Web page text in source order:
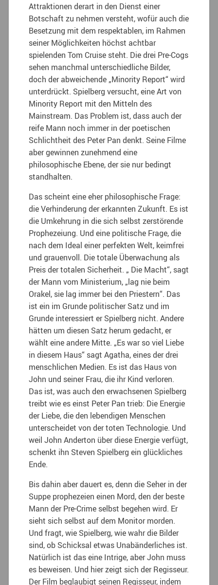
Attraktionen derart in den Dienst einer
Botschaft zu nehmen versteht, wofür auch die
Besetzung mit dem respektablen, im Rahmen
seiner Möglichkeiten höchst achtbar
spielenden Tom Cruise steht. Die drei Pre-Cogs
sehen manchmal unterschiedliche Bilder,
doch der abweichende „Minority Report“ wird
unterdrückt. Spielberg versucht, eine Art von
Minority Report mit den Mitteln des
Mainstream. Das Problem ist, dass auch der
reife Mann noch immer in der poetischen
Schlichtheit des Peter Pan denkt. Seine Filme
aber gewinnen zunehmend eine
philosophische Ebene, der sie nur bedingt
standhalten.
Das scheint eine eher philosophische Frage:
die Verhinderung der erkannten Zukunft. Es ist
die Umkehrung in die sich selbst zerstörende
Prophezeiung. Und eine politische Frage, die
nach dem Ideal einer perfekten Welt, keimfrei
und grauenvoll. Die totale Überwachung als
Preis der totalen Sicherheit. „ Die Macht“, sagt
der Mann vom Ministerium, „lag nie beim
Orakel, sie lag immer bei den Priestern“. Das
ist ein im Grunde politischer Satz und im
Grunde interessiert er Spielberg nicht. Andere
hätten um diesen Satz herum gedacht, er
wählt eine andere Mitte. „Es war so viel Liebe
in diesem Haus“ sagt Agatha, eines der drei
menschlichen Medien. Es ist das Haus von
John und seiner Frau, die ihr Kind verloren.
Das ist, was auch den erwachsenen Spielberg
treibt wie es einst Peter Pan trieb: Die Energie
der Liebe, die den lebendigen Menschen
unterscheidet von der toten Technologie. Und
weil John Anderton über diese Energie verfügt,
schenkt ihn Steven Spielberg ein glückliches
Ende.
Bis dahin aber dauert es, denn die Seher in der
Suppe prophezeien einen Mord, den der beste
Mann der Pre-Crime selbst begehen wird. Er
sieht sich selbst auf dem Monitor morden.
Und fragt, wie Spielberg, wie wahr die Bilder
sind, ob Schicksal etwas Unabänderliches ist.
Natürlich ist das eine Intrige, aber John muss
es beweisen. Und hier zeigt sich der Regisseur.
Der Film beglaubigt seinen Regisseur, indem